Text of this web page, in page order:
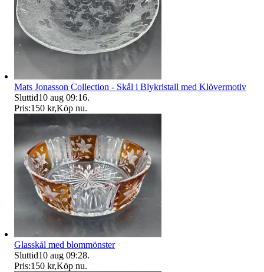
Mats Jonasson Collection - Skål i Blykristall med Klövermotiv
Sluttid10 aug 09:16.
Pris:150 kr,Köp nu.
Glasskål med blommönster
Sluttid10 aug 09:28.
Pris:150 kr,Köp nu.